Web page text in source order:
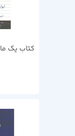
کتاب یک